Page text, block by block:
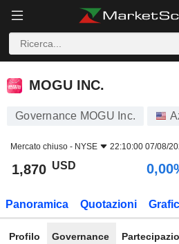
MOGU INC.
MOGU INC.
Governance MOGU Inc.
Mercato chiuso - NYSE 22:10:00 07/08/
1,870 USD
Panoramica Quotazioni
Profilo Governance